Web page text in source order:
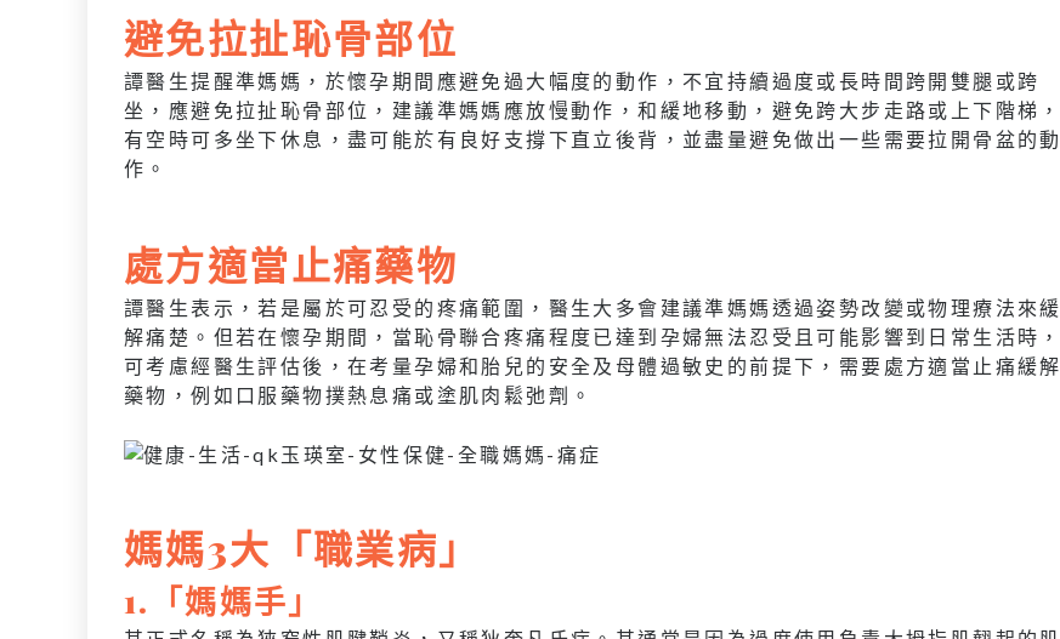
避免拉扯恥骨部位
譚醫生提醒準媽媽，於懷孕期間應避免過大幅度的動作，不宜持續過度或長時間跨開雙腿或跨
坐，應避免拉扯恥骨部位，建議準媽媽應放慢動作，和緩地移動，避免跨大步走路或上下階梯，
有空時可多坐下休息，盡可能於有良好支撐下直立後背，並盡量避免做出一些需要拉開骨盆的動
作。
處方適當止痛藥物
譚醫生表示，若是屬於可忍受的疼痛範圍，醫生大多會建議準媽媽透過姿勢改變或物理療法來緩
解痛楚。但若在懷孕期間，當恥骨聯合疼痛程度已達到孕婦無法忍受且可能影響到日常生活時，
可考慮經醫生評估後，在考量孕婦和胎兒的安全及母體過敏史的前提下，需要處方適當止痛緩解
藥物，例如口服藥物撲熱息痛或塗肌肉鬆弛劑。
媽媽3大「職業病」
1.「媽媽手」